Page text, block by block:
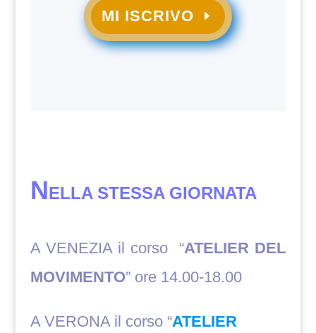
MI ISCRIVO
NELLA STESSA GIORNATA
A VENEZIA il corso “ATELIER DEL
MOVIMENTO” ore 14.00-18.00
A VERONA il corso “ATELIER